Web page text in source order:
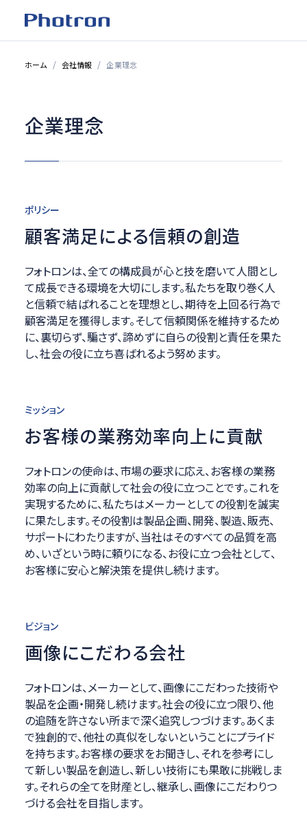
ホーム 会社情報 企業理念
企業理念
ポリシー
顧客満足による信頼の創造
フォトロンは、全ての構成員が心と技を磨いて人間とし
て成長できる環境を大切にします。私たちを取り巻く人
と信頼で結ばれることを理想とし、期待を上回る行為で
顧客満足を獲得します。そして信頼関係を維持するため
に、裏切らず、騙さず、諦めずに自らの役割と責任を果た
し、社会の役に立ち喜ばれるよう努めます。
ミッション
お客様の業務効率向上に貢献
フォトロンの使命は、市場の要求に応え、お客様の業務
効率の向上に貢献して社会の役に立つことです。これを
実現するために、私たちはメーカーとしての役割を誠実
に果たします。その役割は製品企画、開発、製造、販売、
サポートにわたりますが、当社はそのすべての品質を高
め、いざという時に頼りになる、お役に立つ会社として、
お客様に安心と解決策を提供し続けます。
ビジョン
画像にこだわる会社
フォトロンは、メーカーとして、画像にこだわった技術や
製品を企画・開発し続けます。社会の役に立つ限り、他
の追随を許さない所まで深く追究しつづけます。あくま
で独創的で、他社の真似をしないということにプライド
を持ちます。お客様の要求をお聞きし、それを参考にし
て新しい製品を創造し、新しい技術にも果敢に挑戦しま
す。それらの全てを財産とし、継承し、画像にこだわりつ
づける会社を目指します。